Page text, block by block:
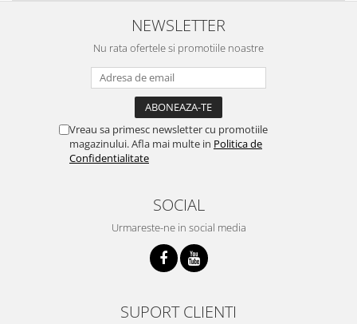
NEWSLETTER
Nu rata ofertele si promotiile noastre
Vreau sa primesc newsletter cu promotiile
magazinului. Afla mai multe in Politica de
Confidentialitate
SOCIAL
Urmareste-ne in social media
SUPORT CLIENTI